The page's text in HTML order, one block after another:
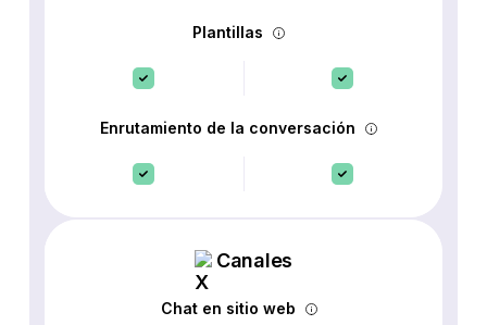
Plantillas
Enrutamiento de la conversación
Canales
Chat en sitio web